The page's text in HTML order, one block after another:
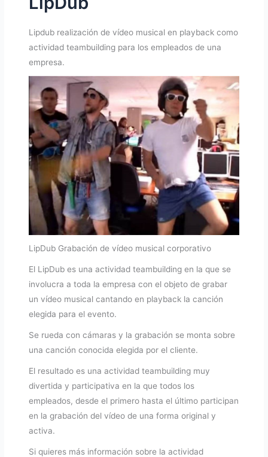
Lipdub realización de vídeo musical en playback como
actividad teambuilding para los empleados de una
empresa.
LipDub Grabación de vídeo musical corporativo
El LipDub es una actividad teambuilding en la que se
involucra a toda la empresa con el objeto de grabar
un vídeo musical cantando en playback la canción
elegida para el evento.
Se rueda con cámaras y la grabación se monta sobre
una canción conocida elegida por el cliente.
El resultado es una actividad teambuilding muy
divertida y participativa en la que todos los
empleados, desde el primero hasta el último participan
en la grabación del vídeo de una forma original y
activa.
Si quieres más información sobre la actividad